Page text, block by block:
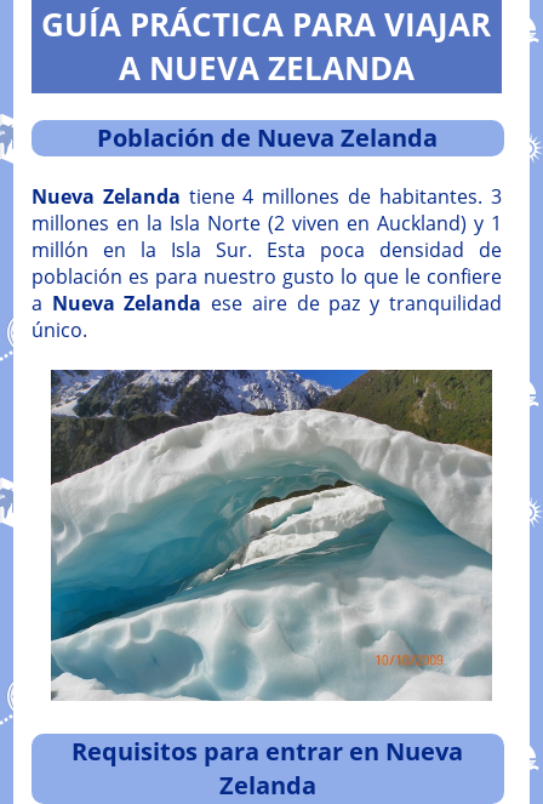
GUÍA PRÁCTICA PARA VIAJAR
A NUEVA ZELANDA
Población de Nueva Zelanda
Nueva Zelanda tiene 4 millones de habitantes. 3
millones en la Isla Norte (2 viven en Auckland) y 1
millón en la Isla Sur. Esta poca densidad de
población es para nuestro gusto lo que le confiere
a Nueva Zelanda ese aire de paz y tranquilidad
único.
Requisitos para entrar en Nueva
Zelanda